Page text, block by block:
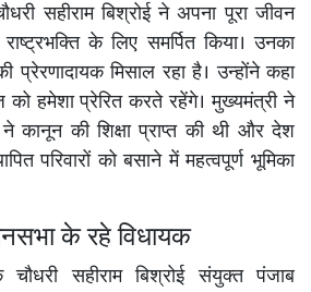
सहीराम बिश्रोई ने अपना पूरा जीवन
के लिए समर्पित किया। उनका
प्रेरणादायक मिसाल रहा है। उन्होंने कहा
हमेशा प्रेरित करते रहेंगे। मुख्यमंत्री ने
ने कानून की शिक्षा प्राप्त की थी और देश
परिवारों को बसाने में महत्वपूर्ण भूमिका
के रहे विधायक
सहीराम बिश्रोई संयुक्त पंजाब